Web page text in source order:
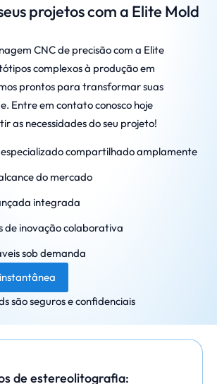
projetos com a Elite Mold
CNC de precisão com a Elite
complexos à produção em
prontos para transformar suas
Entre em contato conosco hoje
as necessidades do seu projeto!
compartilhado amplamente
do mercado
integrada
de inovação colaborativa
sob demanda
são seguros e confidenciais
de estereolitografia: